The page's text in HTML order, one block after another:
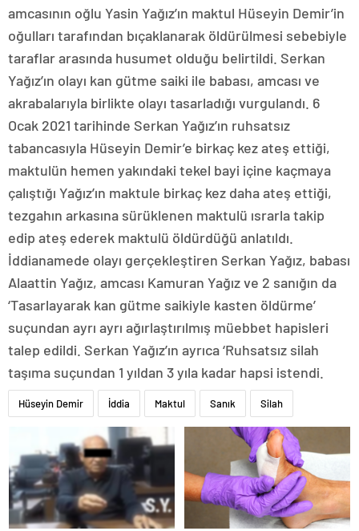
amcasının oğlu Yasin Yağız’ın maktul Hüseyin Demir’in
oğulları tarafından bıçaklanarak öldürülmesi sebebiyle
taraflar arasında husumet olduğu belirtildi. Serkan
Yağız’ın olayı kan gütme saiki ile babası, amcası ve
akrabalarıyla birlikte olayı tasarladığı vurgulandı. 6
Ocak 2021 tarihinde Serkan Yağız’ın ruhsatsız
tabancasıyla Hüseyin Demir’e birkaç kez ateş ettiği,
maktulün hemen yakındaki tekel bayi içine kaçmaya
çalıştığı Yağız’ın maktule birkaç kez daha ateş ettiği,
tezgahın arkasına sürüklenen maktulü ısrarla takip
edip ateş ederek maktulü öldürdüğü anlatıldı.
İddianamede olayı gerçekleştiren Serkan Yağız, babası
Alaattin Yağız, amcası Kamuran Yağız ve 2 sanığın da
‘Tasarlayarak kan gütme saikiyle kasten öldürme’
suçundan ayrı ayrı ağırlaştırılmış müebbet hapisleri
talep edildi. Serkan Yağız’ın ayrıca ‘Ruhsatsız silah
taşıma suçundan 1 yıldan 3 yıla kadar hapsi istendi.
Hüseyin Demir İddia Maktul Sanık Silah